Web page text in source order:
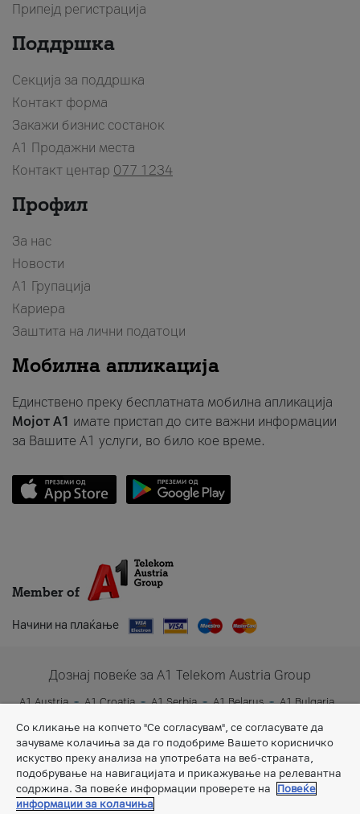
Припејд регистрација
Поддршка
Секција за поддршка
Контакт форма
Закажи бизнис состанок
A1 Продажни места
Контакт центар 077 1234
Профил
За нас
Новости
А1 Групација
Кариера
Заштита на лични податоци
Мобилна апликација
Единствено преку бесплатната мобилна апликација
Мојот A1 имате пристап до сите важни информации
за Вашите A1 услуги, во било кое време.
Member of
Начини на плаќање
Дознај повеќе за A1 Telekom Austria Group
A1 Austria A1 Croatia A1 Serbia A1 Belarus
A1 Bulgaria
A1 Slovenia
A1 Digital
Со кликање на копчето "Се согласувам", се согласувате да
зачуваме колачиња за да го подобриме Вашето корисничко
искуство преку анализа на употребата на веб-страната,
подобрување на навигацијата и прикажување на релевантна
содржина. За повеќе информации проверете на
Повеќе
информации за колачиња